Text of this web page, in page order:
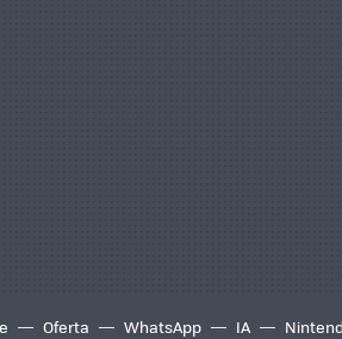
Oferta WhatsApp IA